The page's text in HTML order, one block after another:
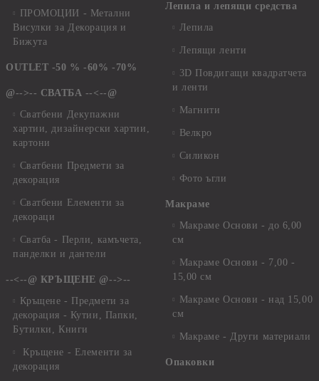
ПРОМОЦИИ - Метални
Висулки за Декорация и
Бижута
OUTLET -50 % -60% -70%
@-->-- СВАТБА --<--@
Сватбени Декупажни
хартии, дизайнерски хартии,
картони
Сватбени Предмети за
декорация
Сватбени Елементи за
декораци
Сватба - Перли, камъчета,
панделки и дантели
--<--@ КРЪЩЕНЕ @-->--
Кръщене - Предмети за
декорация - Кутии, Папки,
Бутилки, Книги
Кръщене - Елементи за
декорация
Лепила и лепящи средства
Лепила
Лепящи ленти
3D Повдигащи квадратчета
и ленти
Магнити
Велкро
Силикон
Фото ъгли
Макраме
Макраме Основи - до 6,00
см
Макраме Основи - 7,00 -
15,00 см
Макраме Основи - над 15,00
см
Макраме - Други материали
Опаковки